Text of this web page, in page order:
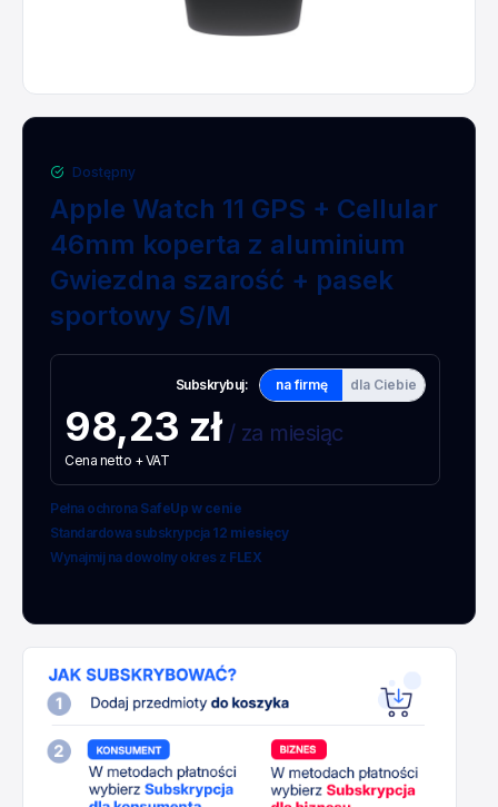
Dostępny
Apple Watch 11 GPS + Cellular
46mm koperta z aluminium
Gwiezdna szarość + pasek
sportowy S/M
Subskrybuj: na firmę dla Ciebie
98,23 zł/ za miesiąc
Cena netto + VAT
Pełna ochrona SafeUp w cenie
Standardowa subskrypcja 12 miesięcy
Wynajmij na dowolny okres z FLEX